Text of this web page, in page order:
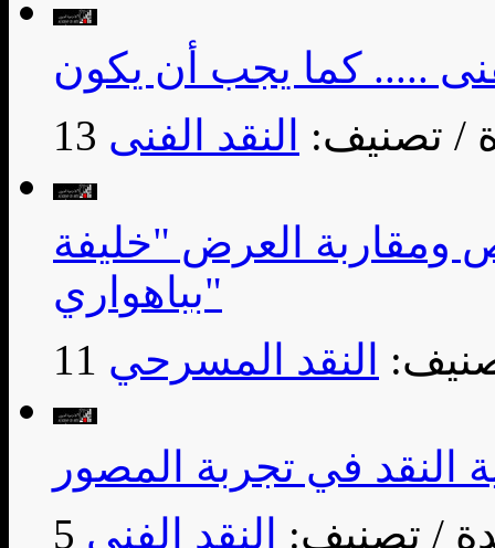
/ تصنيف: النقد الفنى
ومقاربة العرض "خليفة
بباهواري"
النقد المسرحي
النقد في تجربة المصور
/ تصنيف:
النقد الفنى